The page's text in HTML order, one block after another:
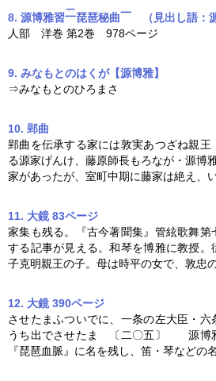
8. 源博雅習二琵琶秘曲一 （見出し語：
人部 洋巻 第2巻 978ページ
9. みなもとのはくが【源博雅】
⇒みなもとのひろまさ
10. 郢曲
郢曲を伝承する家には敦実あつざね親王
る源家げんけ、藤原師長もろなが・ 源博
家があったが、室町中期に藤家は絶え、
11. 大鏡 83ページ
家集も残る。『古今著聞集』管絃歌舞第
する記事が見える。和琴を博雅に教授。
子克明親王の子。母は時平の女で、敦忠
12. 大鏡 390ページ
させたまふついでに、一条の左大臣・六
うち出でさせたま 〔二〇五〕源博
『琵琶血脈』に名を残し、笛・琴などの